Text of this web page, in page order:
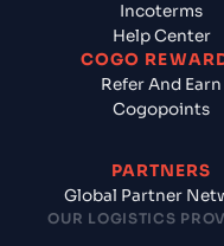
Incoterms
Help Center
COGO
Refer And Earn
Cogopoints
PARTNERS
Global Partner
OUR LOGISTICS